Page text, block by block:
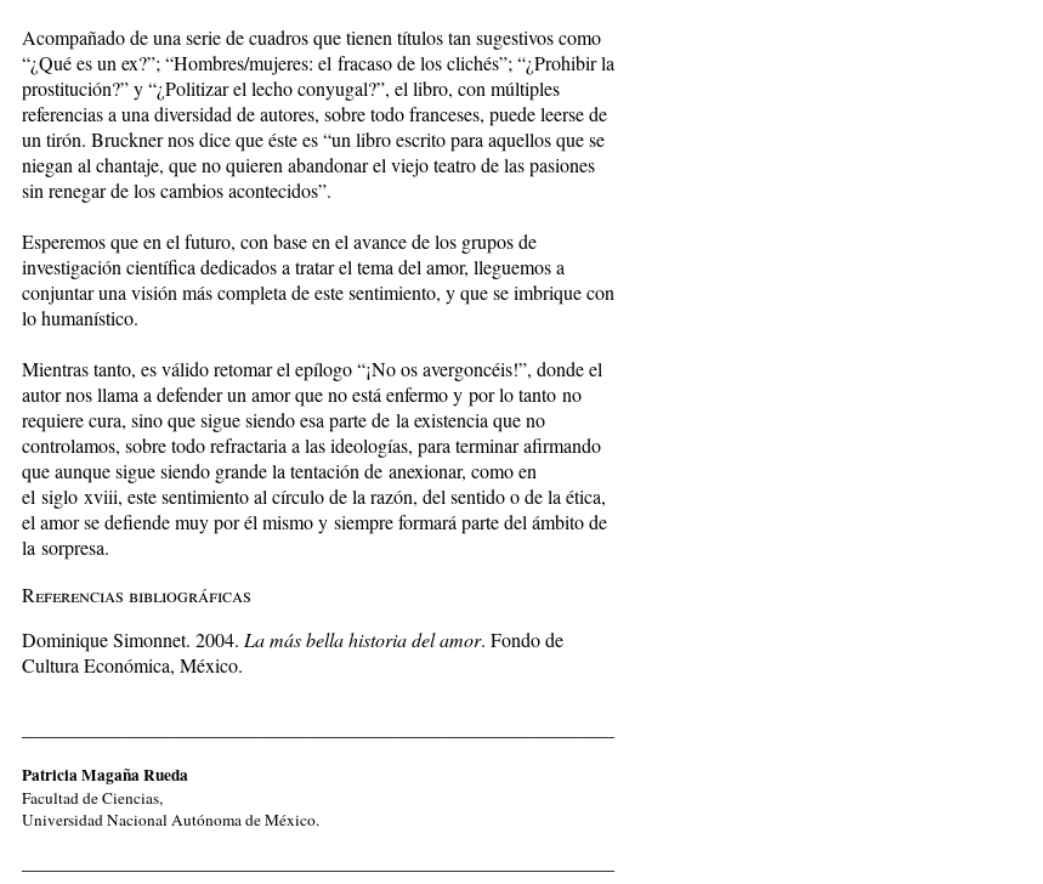
Acompañado de una serie de cuadros que tienen títulos tan sugestivos como
“¿Qué es un ex?”; “Hombres/mujeres: el fracaso de los clichés”; “¿Prohibir la
prostitución?” y “¿Politizar el lecho conyugal?”, el libro, con múltiples
referencias a una diversidad de autores, sobre todo franceses, puede leerse de
un tirón. Bruckner nos dice que éste es “un libro escrito para aquellos que se
niegan al chantaje, que no quieren abandonar el viejo teatro de las pasiones
sin renegar de los cambios acontecidos”.
Esperemos que en el futuro, con base en el avance de los grupos de
investigación científica dedicados a tratar el tema del amor, lleguemos a
conjuntar una visión más completa de este sentimiento, y que se imbrique con
lo humanístico.
Mientras tanto, es válido retomar el epílogo “¡No os avergoncéis!”, donde el
autor nos llama a defender un amor que no está enfermo y por lo tanto no
requiere cura, sino que sigue siendo esa parte de la existencia que no
controlamos, sobre todo refractaria a las ideologías, para terminar afirmando
que aunque sigue siendo grande la tentación de anexionar, como en
el siglo xviii, este sentimiento al círculo de la razón, del sentido o de la ética,
el amor se defiende muy por él mismo y siempre formará parte del ámbito de
la sorpresa.
Referencias bibliográficas
Dominique Simonnet. 2004. La más bella historia del amor. Fondo de
Cultura Económica, México.
Patricia Magaña Rueda
Facultad de Ciencias,
Universidad Nacional Autónoma de México.